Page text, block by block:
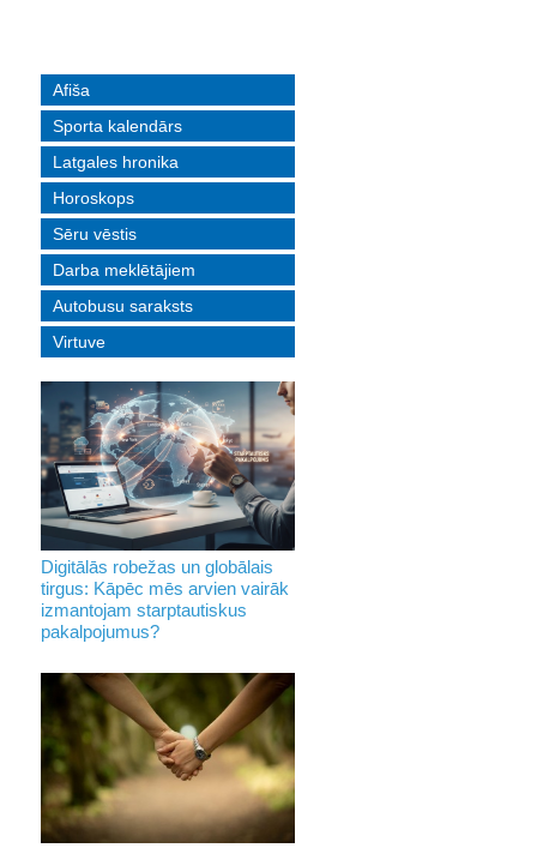
Afiša
Sporta kalendārs
Latgales hronika
Horoskops
Sēru vēstis
Darba meklētājiem
Autobusu saraksts
Virtuve
Digitālās robežas un globālais
tirgus: Kāpēc mēs arvien vairāk
izmantojam starptautiskus
pakalpojumus?